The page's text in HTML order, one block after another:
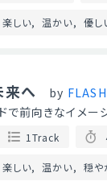
楽しい 温かい 優し
来へ by
で前向きなイメ
1Track
楽しい 温かい 穏や